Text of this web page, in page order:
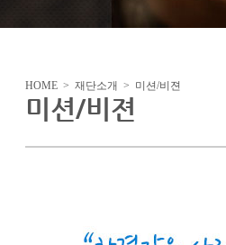
HOME > 재단소개 > 미션/비젼
미션/비젼